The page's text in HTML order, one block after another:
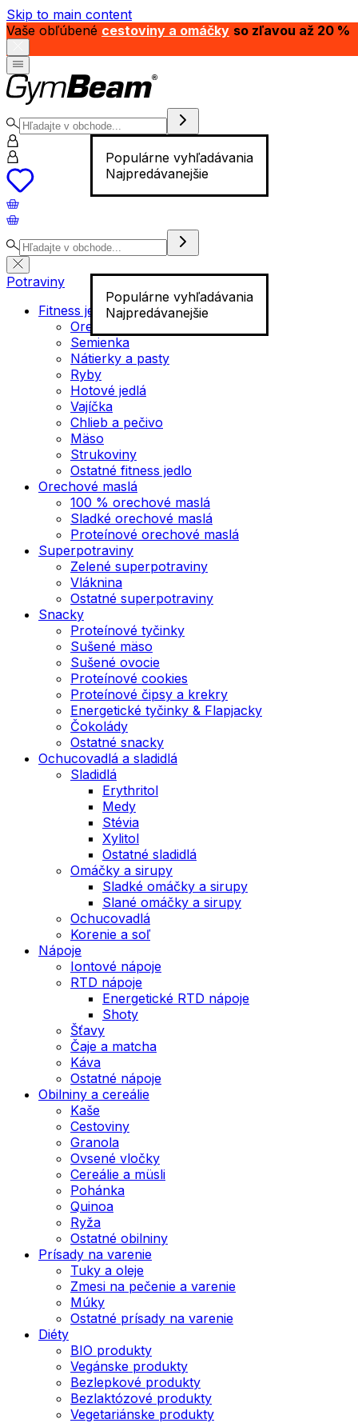
Skip to main content
Vaše obľúbené cestoviny a omáčky so zľavou až 20 %
Populárne vyhľadávania
Najpredávanejšie
Populárne vyhľadávania
Najpredávanejšie
Potraviny
Fitness jedlo
Orechy
Semienka
Nátierky a pasty
Ryby
Hotové jedlá
Vajíčka
Chlieb a pečivo
Mäso
Strukoviny
Ostatné fitness jedlo
Orechové maslá
100 % orechové maslá
Sladké orechové maslá
Proteínové orechové maslá
Superpotraviny
Zelené superpotraviny
Vláknina
Ostatné superpotraviny
Snacky
Proteínové tyčinky
Sušené mäso
Sušené ovocie
Proteínové cookies
Proteínové čipsy a krekry
Energetické tyčinky & Flapjacky
Čokolády
Ostatné snacky
Ochucovadlá a sladidlá
Sladidlá
Erythritol
Medy
Stévia
Xylitol
Ostatné sladidlá
Omáčky a sirupy
Sladké omáčky a sirupy
Slané omáčky a sirupy
Ochucovadlá
Korenie a soľ
Nápoje
Iontové nápoje
RTD nápoje
Energetické RTD nápoje
Shoty
Šťavy
Čaje a matcha
Káva
Ostatné nápoje
Obilniny a cereálie
Kaše
Cestoviny
Granola
Ovsené vločky
Cereálie a müsli
Pohánka
Quinoa
Ryža
Ostatné obilniny
Prísady na varenie
Tuky a oleje
Zmesi na pečenie a varenie
Múky
Ostatné prísady na varenie
Diéty
BIO produkty
Vegánske produkty
Bezlepkové produkty
Bezlaktózové produkty
Vegetariánske produkty